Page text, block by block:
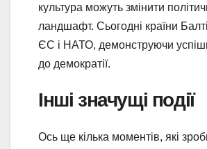
культура можуть змінити
ландшафт. Сьогодні країни
ЄС і НАТО, демонструючи
до демократії.
Інші значущі події
Ось ще кілька моментів, які